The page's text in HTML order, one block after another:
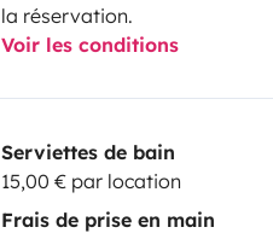
la réservation.
Voir les conditions
Serviettes de bain
15,00 € par location
Frais de prise en main